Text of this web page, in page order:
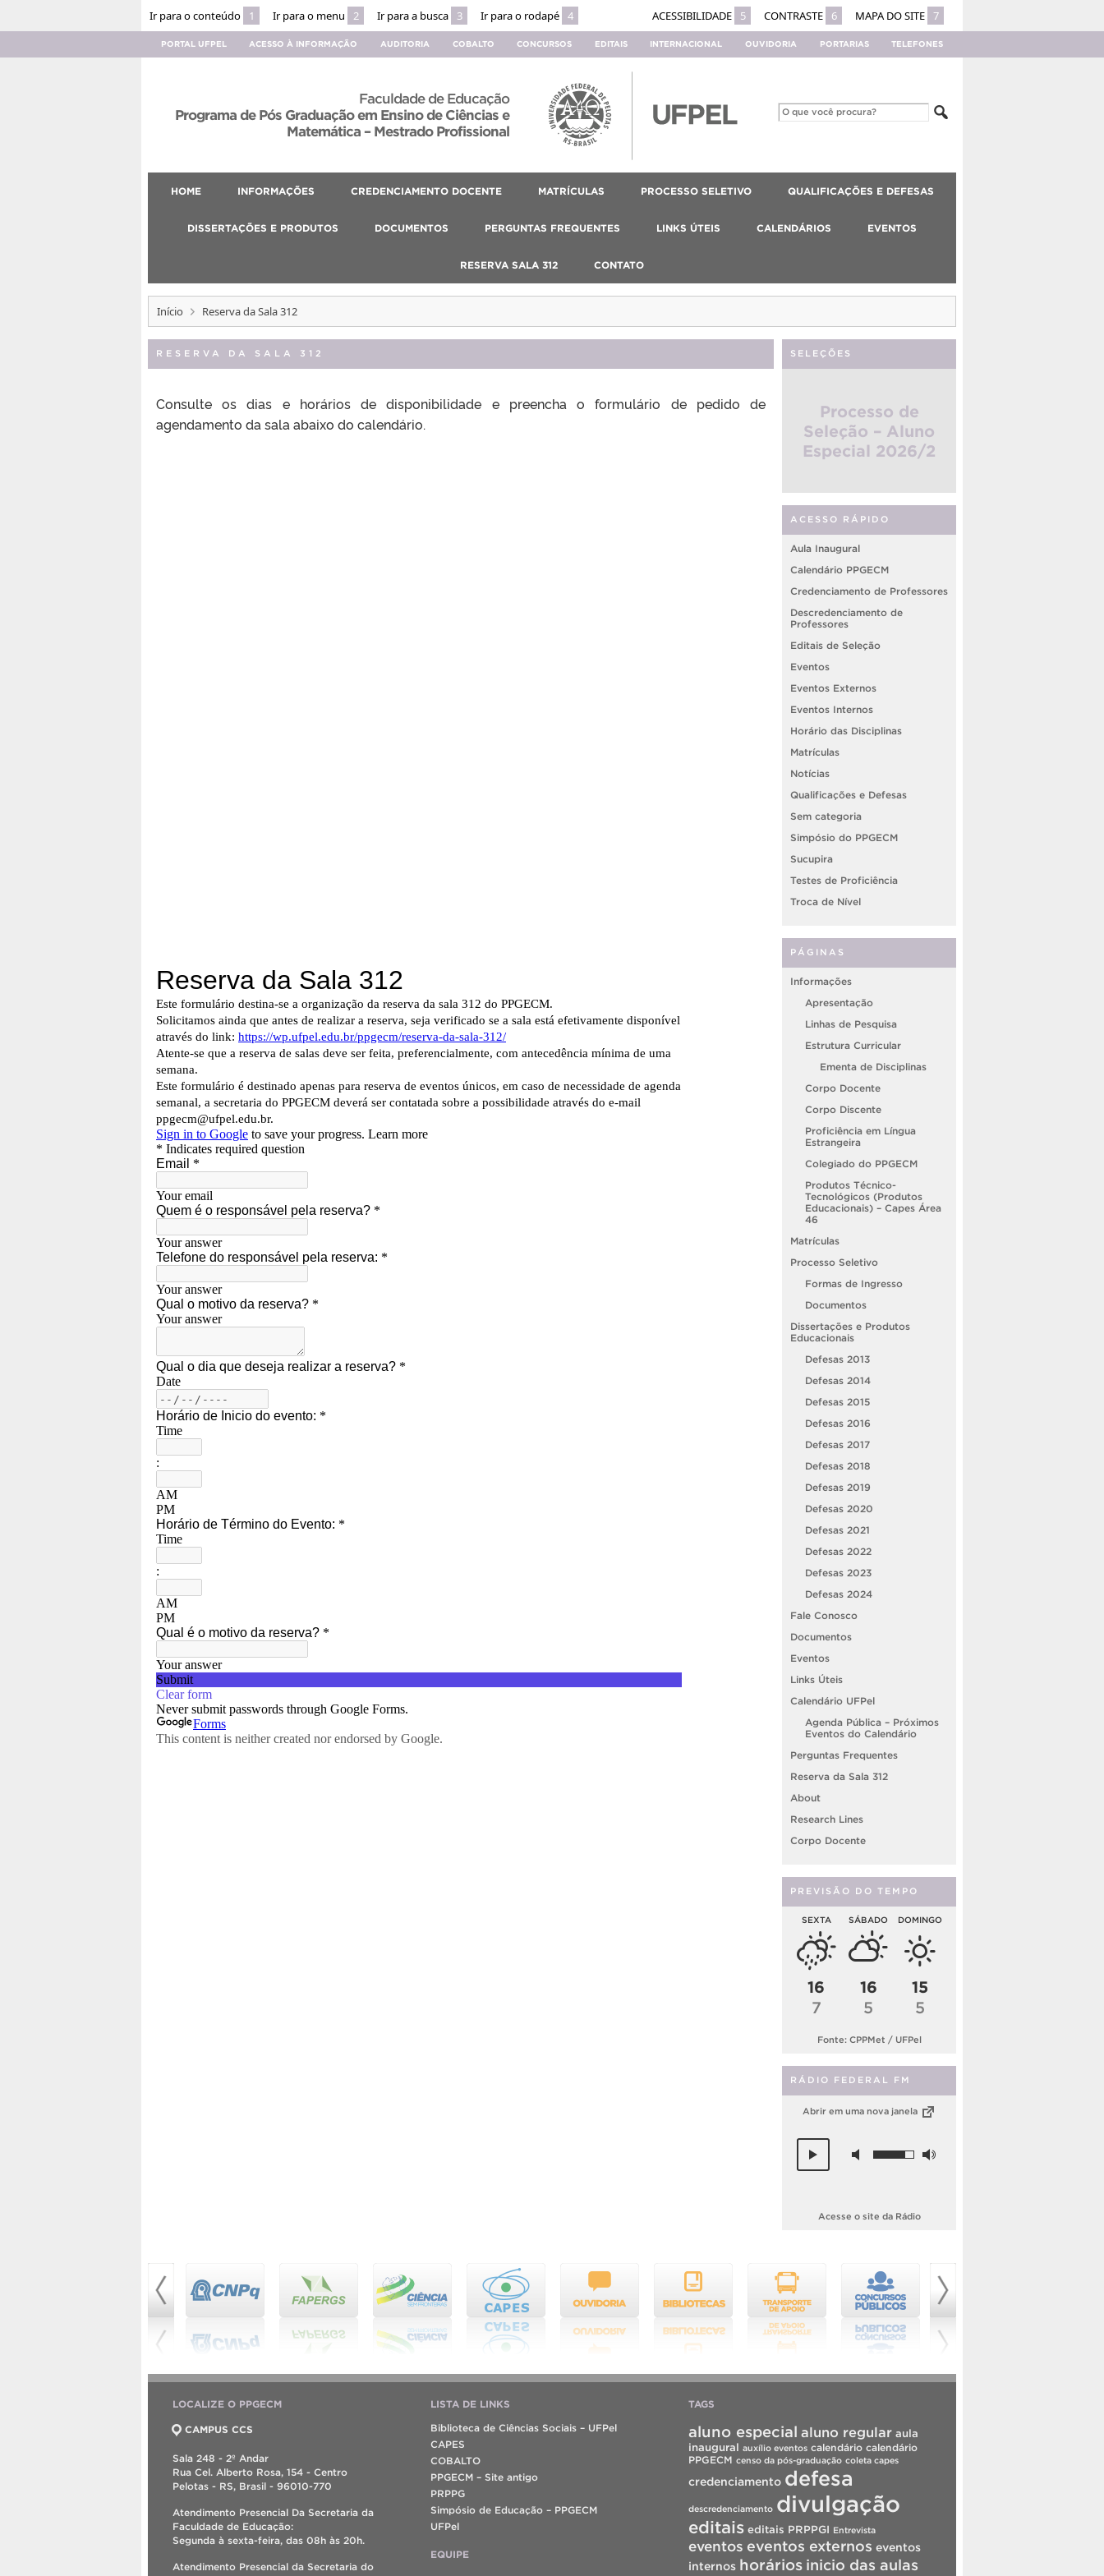
Ir para o conteúdo 1 Ir para o menu 2 Ir para a busca 3 Ir para o rodapé 4 ACESSIBILIDADE 5 CONTRASTE 6 MAPA DO SITE 7
PORTAL UFPEL ACESSO À INFORMAÇÃO AUDITORIA COBALTO CONCURSOS EDITAIS INTERNACIONAL OUVIDORIA PORTARIAS TELEFONES
Faculdade de Educação
Programa de Pós Graduação em Ensino de Ciências e
Matemática – Mestrado Profissional
HOME INFORMAÇÕES CREDENCIAMENTO DOCENTE MATRÍCULAS PROCESSO SELETIVO QUALIFICAÇÕES E DEFESAS
DISSERTAÇÕES E PRODUTOS DOCUMENTOS PERGUNTAS FREQUENTES LINKS ÚTEIS CALENDÁRIOS EVENTOS
RESERVA SALA 312 CONTATO
Início Reserva da Sala 312
RESERVA DA SALA 312
Consulte os dias e horários de disponibilidade e preencha o formulário de pedido de
agendamento da sala abaixo do calendário.
SELEÇÕES
Processo de
Seleção – Aluno
Especial 2026/2
ACESSO RÁPIDO
Aula Inaugural
Calendário PPGECM
Credenciamento de Professores
Descredenciamento de
Professores
Editais de Seleção
Eventos
Eventos Externos
Eventos Internos
Horário das Disciplinas
Matrículas
Notícias
Qualificações e Defesas
Sem categoria
Simpósio do PPGECM
Sucupira
Testes de Proficiência
Troca de Nível
PÁGINAS
Informações
Apresentação
Linhas de Pesquisa
Estrutura Curricular
Ementa de Disciplinas
Corpo Docente
Corpo Discente
Proficiência em Língua
Estrangeira
Colegiado do PPGECM
Produtos Técnico-
Tecnológicos (Produtos
Educacionais) – Capes Área
46
Matrículas
Processo Seletivo
Formas de Ingresso
Documentos
Dissertações e Produtos
Educacionais
Defesas 2013
Defesas 2014
Defesas 2015
Defesas 2016
Defesas 2017
Defesas 2018
Defesas 2019
Defesas 2020
Defesas 2021
Defesas 2022
Defesas 2023
Defesas 2024
Fale Conosco
Documentos
Eventos
Links Úteis
Calendário UFPel
Agenda Pública – Próximos
Eventos do Calendário
Perguntas Frequentes
Reserva da Sala 312
About
Research Lines
Corpo Docente
PREVISÃO DO TEMPO
SEXTA
16
7
SÁBADO
16
5
DOMINGO
15
5
Fonte: CPPMet / UFPel
RÁDIO FEDERAL FM
Abrir em uma nova janela
Acesse o site da Rádio
LOCALIZE O PPGECM
CAMPUS CCS
Sala 248 - 2º Andar
Rua Cel. Alberto Rosa, 154 - Centro
Pelotas - RS, Brasil - 96010-770
Atendimento Presencial Da Secretaria da
Faculdade de Educação:
Segunda à sexta-feira, das 08h às 20h.
Atendimento Presencial da Secretaria do
LISTA DE LINKS
Biblioteca de Ciências Sociais – UFPel
CAPES
COBALTO
PPGECM – Site antigo
PRPPG
Simpósio de Educação – PPGECM
UFPel
EQUIPE
TAGS
aluno especial aluno regular aula
inaugural auxílio eventos calendário calendário
PPGECM censo da pós-graduação coleta capes
credenciamento defesa
descredenciamento divulgação
editais editais PRPPGI Entrevista
eventos eventos externos eventos
internos horários inicio das aulas